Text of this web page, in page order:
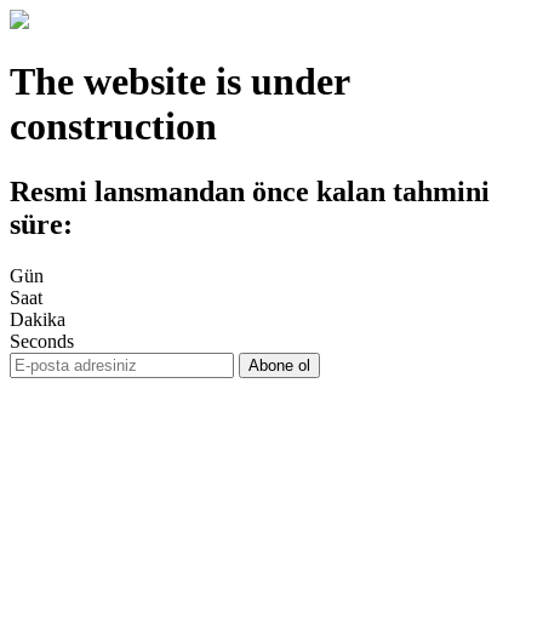
The website is under
construction
Resmi lansmandan önce kalan tahmini
süre:
Gün
Saat
Dakika
Seconds